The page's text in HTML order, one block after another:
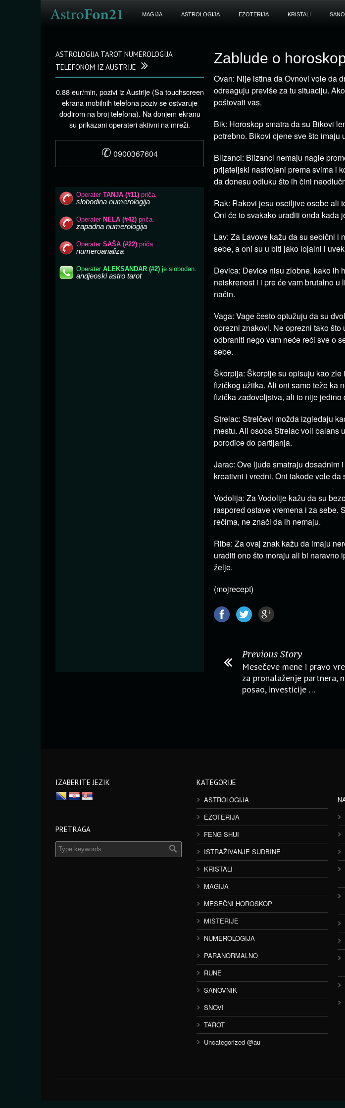
MAGIJA ASTROLOGIJA EZOTERIJA KRISTALI
Zablude o
Ovan: Nije istina da Ovnovi vole da
odreaguju previše za tu situaciju.
poštovati vas.
Bik: Horoskop smatra da su Bikovi
potrebno. Bikovi cjene sve što imaju
Blizanci: Blizanci nemaju nagle
prijateljski nastrojeni prema svima i
da donesu odluku što ih čini
Rak: Rakovi jesu osetljive osobe ali
Oni će to svakako uraditi onda kada
Lav: Za Lavove kažu da su sebični i
sebe, a oni su u biti jako lojalni i
Devica: Device nisu zlobne, kako ih
neiskrenost i i pre će vam brutalno
način.
Vaga: Vage često optužuju da su
oprezni znakovi. Ne oprezni tako
odbraniti nego vam neće reći sve o
sebe.
Škorpija: Škorpije su opisuju kao
fizičkog užitka. Ali oni samo teže ka
fizička zadovoljstva, ali to nije jedino
Strelac: Strelčevi možda izgledaju
mestu. Ali osoba Strelac voli balans
porodice do partijanja.
Jarac: Ove ljude smatraju dosadnim
kreativni i vredni. Oni takođe vole
Vodolija: Za Vodolije kažu da su
raspored ostave vremena i za sebe.
rečima, ne znači da ih nemaju.
Ribe: Za ovaj znak kažu da imaju
uraditi ono što moraju ali bi naravno
želje.
(mojrecept)
Previous Story
Mesečeve mene i pravo
za pronalaženje partnera,
posao, investicije …
ASTROLOGIJA TAROT NUMEROLOGIJA
TELEFONOM IZ AUSTRIJE
0.88 eur/min, pozivi iz Austrije (Sa touchscreen
ekrana mobilnih telefona poziv se ostvaruje
dodirom na broj telefona). Na donjem ekranu
su prikazani operateri aktivni na mreži.
✆ 0900367604
IZABERITE JEZIK
PRETRAGA
KATEGORIJE
ASTROLOGIJA
EZOTERIJA
FENG SHUI
ISTRAŽIVANJE SUDBINE
KRISTALI
MAGIJA
MESEČNI HOROSKOP
MISTERIJE
NUMEROLOGIJA
PARANORMALNO
RUNE
SANOVNIK
SNOVI
TAROT
Uncategorized @au